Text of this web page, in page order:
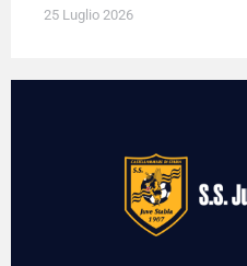
25 Luglio 2026